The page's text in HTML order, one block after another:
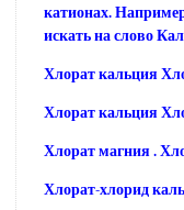
катионах.
искать на слово
Хлорат кальция
Хлорат кальция
Хлорат магния .
Хлорат-хлорид